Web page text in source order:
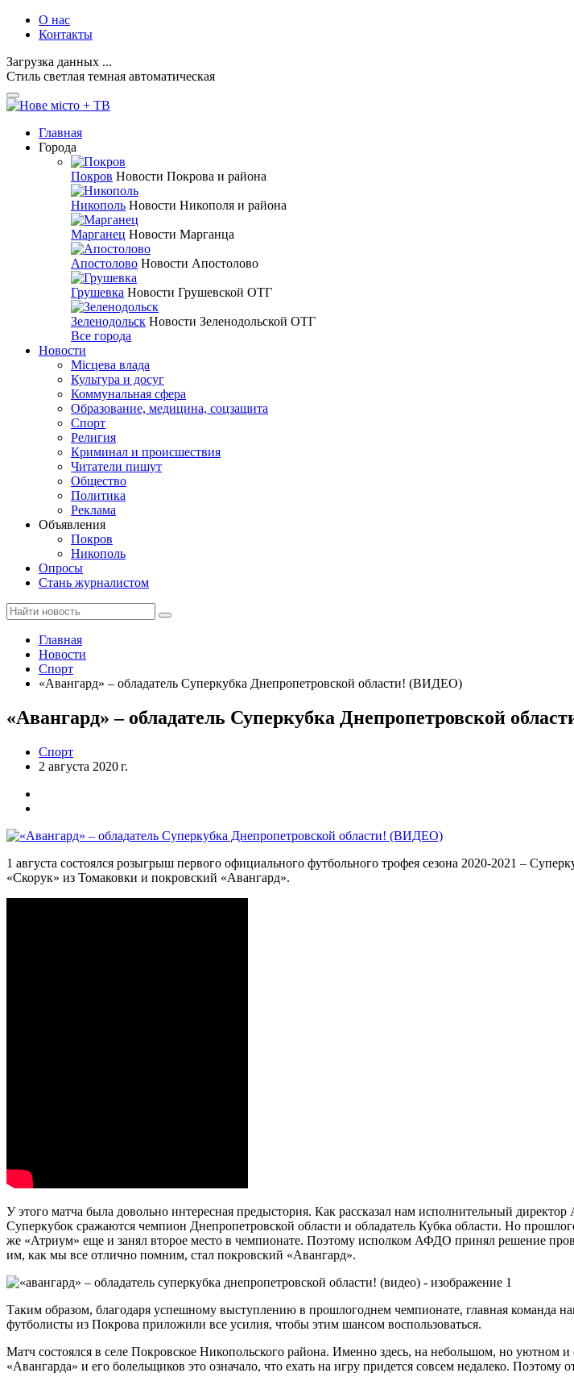
О нас
Контакты
Загрузка данных ...
Стиль светлая темная автоматическая
Главная
Города
Покров Новости Покрова и района
Никополь Новости Никополя и района
Марганец Новости Марганца
Апостолово Новости Апостолово
Грушевка Новости Грушевской ОТГ
Зеленодольск Новости Зеленодольской ОТГ
Все города
Новости
Місцева влада
Культура и досуг
Коммунальная сфера
Образование, медицина, соцзащита
Спорт
Религия
Криминал и происшествия
Читатели пишут
Общество
Политика
Реклама
Объявления
Покров
Никополь
Опросы
Стань журналистом
Главная
Новости
Спорт
«Авангард» – обладатель Суперкубка Днепропетровской области! (ВИДЕО)
«Авангард» – обладатель Суперкубка Днепропетровской
Спорт
2 августа 2020 г.
1 августа состоялся розыгрыш первого официального футбольного трофея сезона 2020-2021 –
«Скорук» из Томаковки и покровский «Авангард».
У этого матча была довольно интересная предыстория. Как рассказал нам исполнительный
Суперкубок сражаются чемпион Днепропетровской области и обладатель Кубка области. Но
же «Атриум» еще и занял второе место в чемпионате. Поэтому исполком АФДО принял решение
им, как мы все отлично помним, стал покровский «Авангард».
Таким образом, благодаря успешному выступлению в прошлогоднем чемпионате, главная команда
футболисты из Покрова приложили все усилия, чтобы этим шансом воспользоваться.
Матч состоялся в селе Покровское Никопольского района. Именно здесь, на небольшом, но
«Авангарда» и его болельщиков это означало, что ехать на игру придется совсем недалеко. Поэтому